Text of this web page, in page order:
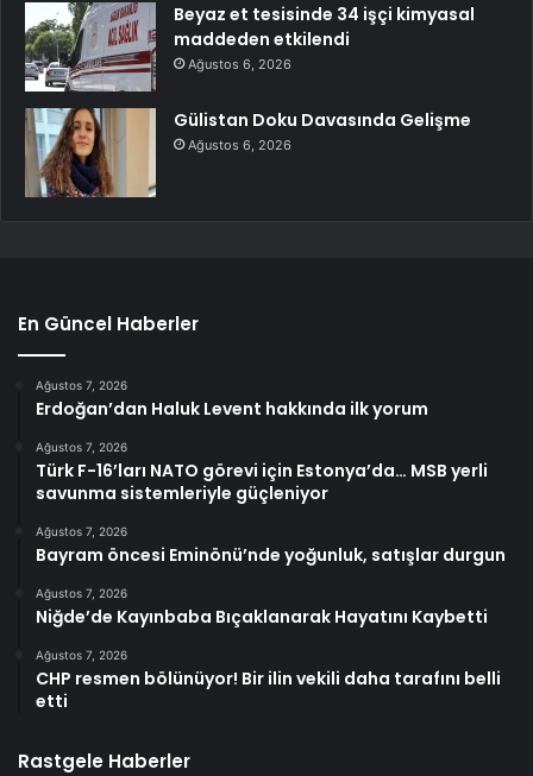
Beyaz et tesisinde 34 işçi kimyasal
maddeden etkilendi
Ağustos 6, 2026
Gülistan Doku Davasında Gelişme
Ağustos 6, 2026
En Güncel Haberler
Ağustos 7, 2026
Erdoğan’dan Haluk Levent hakkında ilk yorum
Ağustos 7, 2026
Türk F-16’ları NATO görevi için Estonya’da… MSB yerli
savunma sistemleriyle güçleniyor
Ağustos 7, 2026
Bayram öncesi Eminönü’nde yoğunluk, satışlar durgun
Ağustos 7, 2026
Niğde’de Kayınbaba Bıçaklanarak Hayatını Kaybetti
Ağustos 7, 2026
CHP resmen bölünüyor! Bir ilin vekili daha tarafını belli
etti
Rastgele Haberler